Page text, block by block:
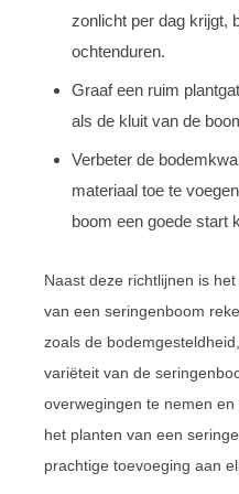
zonlicht per dag krijgt,
ochtenduren.
Graaf een ruim
als de kluit van de
Verbeter de
materiaal toe te
boom een goede start
Naast deze richtlijnen is
van een seringenboom
zoals de
variëteit van de
overwegingen te nemen
het planten van een
prachtige toevoeging aan